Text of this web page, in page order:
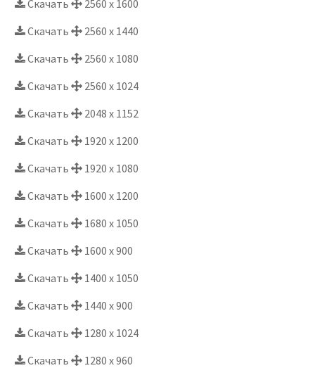
Скачать
2560 x 1600
Скачать
2560 x 1440
Скачать
2560 x 1080
Скачать
2560 x 1024
Скачать
2048 x 1152
Скачать
1920 x 1200
Скачать
1920 x 1080
Скачать
1600 x 1200
Скачать
1680 x 1050
Скачать
1600 x 900
Скачать
1400 x 1050
Скачать
1440 x 900
Скачать
1280 x 1024
Скачать
1280 x 960